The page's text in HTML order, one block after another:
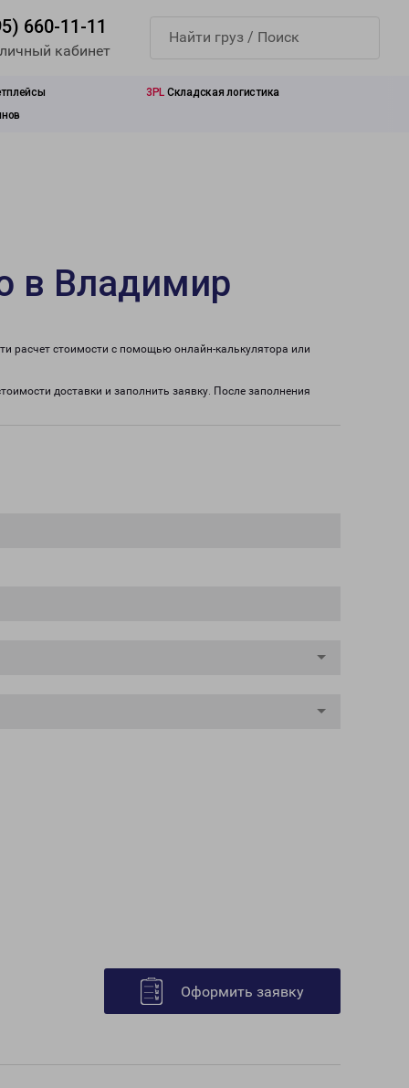
660-11-11
кабинет
3PL Складская логистика
в Владимир
расчет стоимости с помощью онлайн-калькулятора или
доставки и заполнить заявку. После заполнения
Оформить заявку